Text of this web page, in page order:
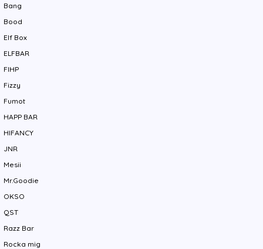
Bang
Bood
Elf Box
ELFBAR
FIHP
Fizzy
Fumot
HAPP BAR
HIFANCY
JNR
Mesii
Mr.Goodie
OKSO
QST
Razz Bar
Rocka mig